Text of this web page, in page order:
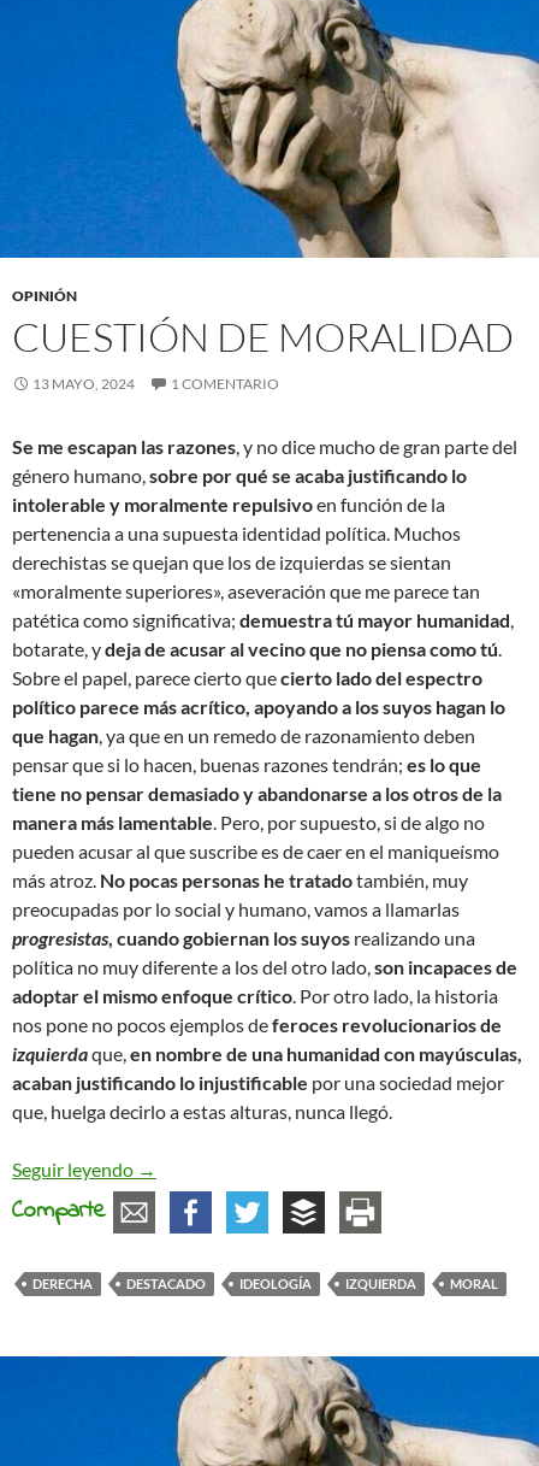
OPINIÓN
CUESTIÓN DE MORALIDAD
13 MAYO, 2024 1 COMENTARIO
Se me escapan las razones, y no dice mucho de gran parte del
género humano,sobre por qué se acaba justificando lo
intolerable y moralmente repulsivoen función de la
pertenencia a una supuesta identidad política. Muchos
derechistas se quejan que los de izquierdas se sientan
«moralmente superiores», aseveración que me parece tan
patética como significativa; demuestra tú mayor humanidad,
botarate, ydeja de acusar al vecino que no piensa como tú.
Sobre el papel, parece cierto quecierto lado del espectro
político parece más acrítico, apoyando a los suyos hagan lo
que hagan, ya que en un remedo de razonamiento deben
pensar que si lo hacen, buenas razones tendrán; es lo que
tiene no pensar demasiado y abandonarse a los otros de la
manera más lamentable. Pero, por supuesto, si de algo no
pueden acusar al que suscribe es de caer en el maniqueísmo
más atroz. No pocas personas he tratadotambién, muy
preocupadas por lo social y humano, vamos a llamarlas
progresistas, cuando gobiernan los suyos realizando una
política no muy diferente a los del otro lado,son incapaces de
adoptar el mismo enfoque crítico. Por otro lado, la historia
nos pone no pocos ejemplos deferoces revolucionarios de
izquierdaque,en nombre de una humanidad con mayúsculas,
acaban justificando lo injustificable por una sociedad mejor
que, huelga decirlo a estas alturas, nunca llegó.
Seguir leyendo Cuestión de moralidad
→
Comparte
DERECHA DESTACADO IDEOLOGÍA IZQUIERDA MORAL